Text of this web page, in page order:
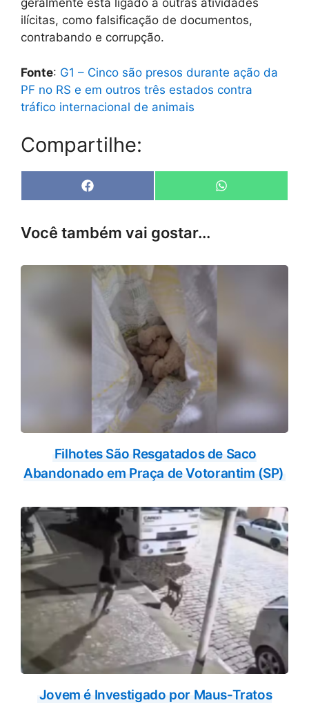
geralmente está ligado a outras atividades
ilícitas, como falsificação de documentos,
contrabando e corrupção.
Fonte: G1 – Cinco são presos durante ação da
PF no RS e em outros três estados contra
tráfico internacional de animais
Compartilhe:
Share
on
F
a
e
b
k
Share
on
W
h
Você também vai gostar...
Filhotes São Resgatados de Saco
Abandonado em Praça de Votorantim (SP)
Jovem é Investigado por Maus-Tratos